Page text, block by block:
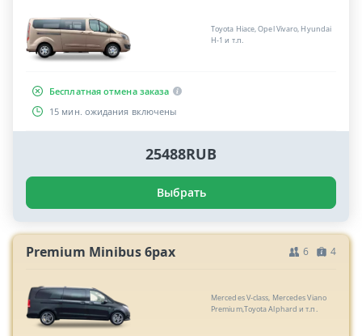
Toyota Hiace, Opel Vivaro, Hyundai
H-1 и т.п.
Бесплатная отмена заказа
15 мин. ожидания включены
25488RUB
Выбрать
Premium Minibus 6pax 6 4
Mercedes V-class, Mercedes Viano
Premium,Toyota Alphard и т.п.